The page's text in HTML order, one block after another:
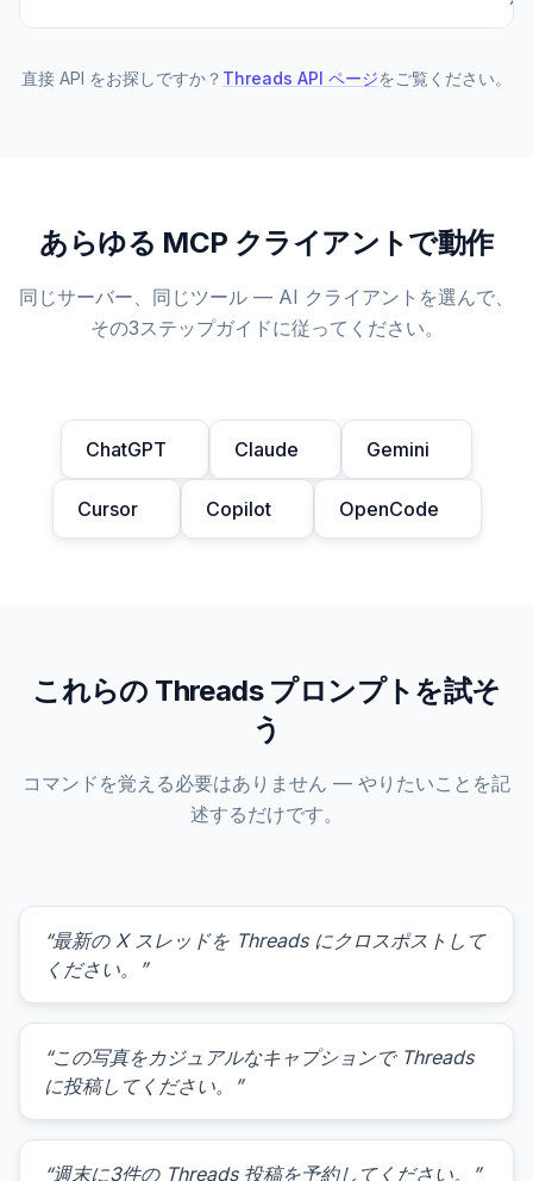
直接 API をお探しですか？ Threads API ページをご覧ください。
あらゆる MCP クライアントで動作
同じサーバー、同じツール — AI クライアントを選んで、
その3ステップガイドに従ってください。
ChatGPT Claude Gemini
Cursor Copilot OpenCode
これらの Threads プロンプトを試そ
う
コマンドを覚える必要はありません — やりたいことを記
述するだけです。
“最新の X スレッドを Threads にクロスポストして
ください。”
“この写真をカジュアルなキャプションで Threads
に投稿してください。”
“週末に3件の Threads 投稿を予約してください。”